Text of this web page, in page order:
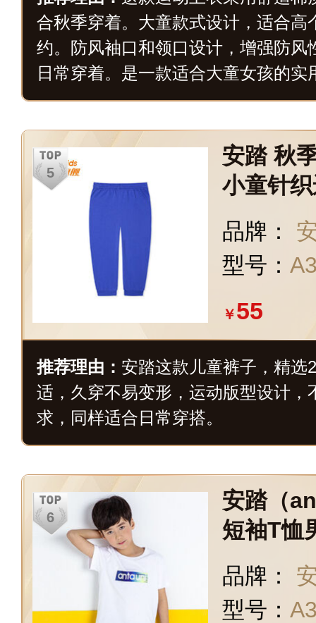
合秋季穿着。大童款式设计，适合高
约。防风袖口和领口设计，增强防风
日常穿着。是一款适合大童女孩的实
安踏 秋
小童针
品牌：
型号：
￥55
推荐理由： 安踏这款儿童裤子，精选
适，久穿不易变形，运动版型设计，
求，同样适合日常穿搭。
安踏（
短袖T恤
棉质卡
品牌：
型号：